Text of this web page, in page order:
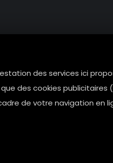
des services ici
des cookies publicitaires
de votre navigation en
Horaires d’ouverture: 11h